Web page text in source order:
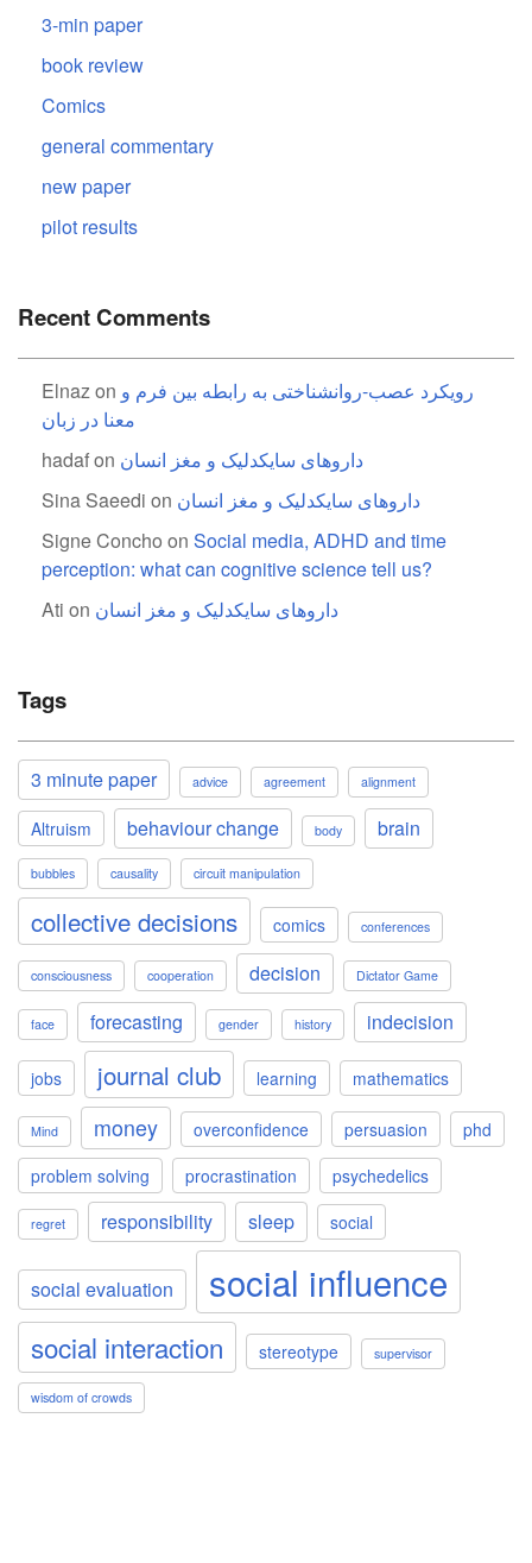
3-min paper
book review
Comics
general commentary
new paper
pilot results
Recent Comments
Elnazon رویکرد عصب-روانشناختی به رابطه بین فرم و
معنا در زبان
hadafon داروهای سایکدلیک و مغز انسان
Sina Saeedi on داروهای سایکدلیک و مغز انسان
Signe Concho on Social media, ADHD and time
perception: what can cognitive science tell us?
Ati on داروهای سایکدلیک و مغز انسان
Tags
3 minute paper advice agreement alignment
Altruism behaviour change body brain
bubbles causality circuit manipulation
collective decisions comics conferences
consciousness cooperation decision Dictator Game
face forecasting gender history indecision
jobs journal club learning mathematics
Mind money overconfidence persuasion
phd
problem solving
procrastination psychedelics
regret responsibility sleep social
social evaluation social influence
social interaction stereotype supervisor
wisdom of crowds